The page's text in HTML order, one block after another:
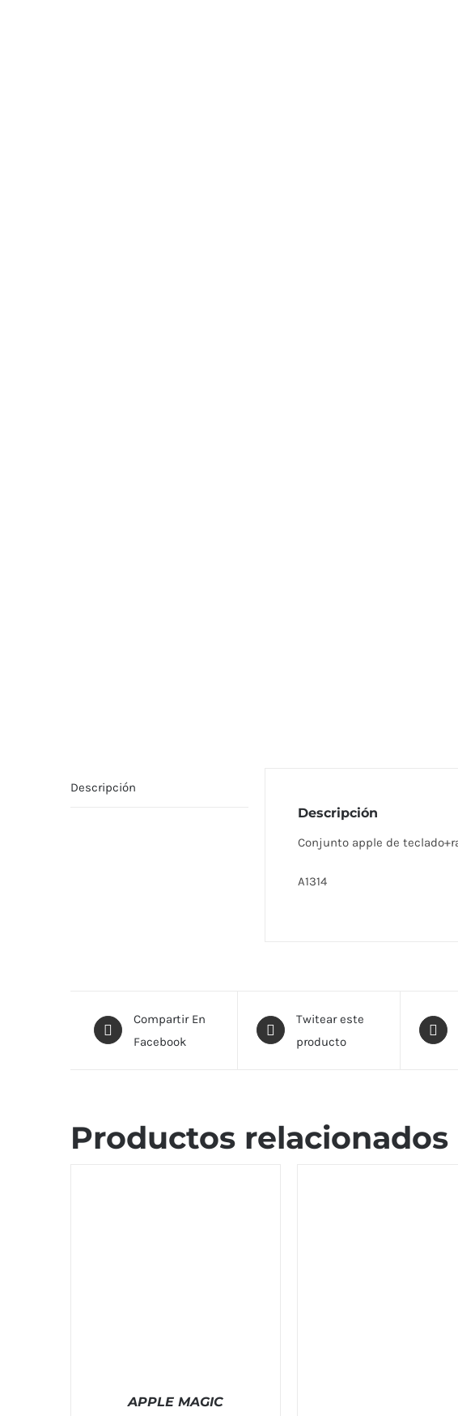
Descripción
Descripción
Conjunto apple de
A1314
Compartir En
Facebook
Twitear este
producto
Productos relacionados
APPLE MAGIC